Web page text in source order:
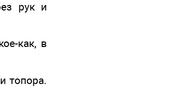
рук и
как, в
топора.